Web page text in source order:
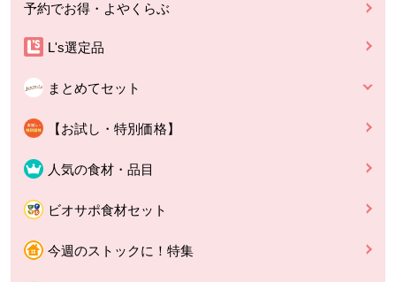
予約でお得・よやくらぶ
L's選定品
まとめてセット
【お試し・特別価格】
人気の食材・品目
ビオサポ食材セット
今週のストックに！特集